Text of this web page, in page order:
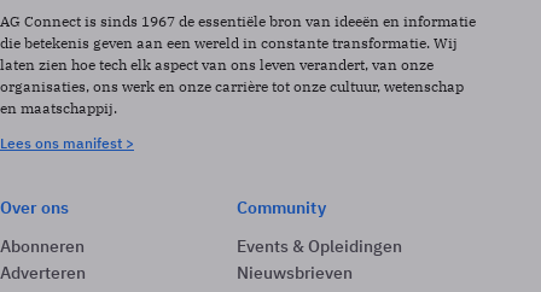
AG Connect is sinds 1967 de essentiële bron van ideeën en informatie
die betekenis geven aan een wereld in constante transformatie. Wij
laten zien hoe tech elk aspect van ons leven verandert, van onze
organisaties, ons werk en onze carrière tot onze cultuur, wetenschap
en maatschappij.
Lees ons manifest >
Over ons
Abonneren
Adverteren
Community
Events & Opleidingen
Nieuwsbrieven